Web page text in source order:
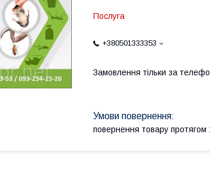
Послуга
+380501333353
Замовлення тільки за
повернення товару протягом